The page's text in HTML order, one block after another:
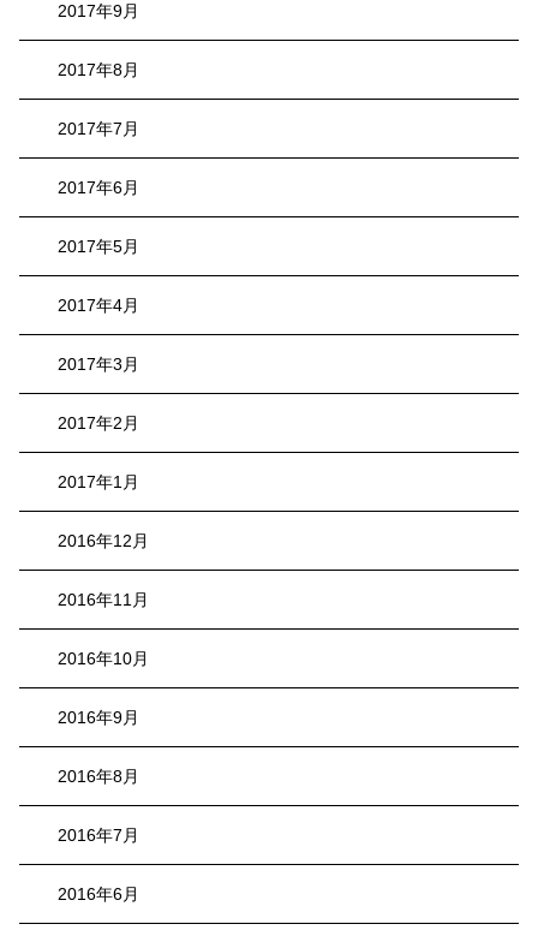
2017年9月
2017年8月
2017年7月
2017年6月
2017年5月
2017年4月
2017年3月
2017年2月
2017年1月
2016年12月
2016年11月
2016年10月
2016年9月
2016年8月
2016年7月
2016年6月